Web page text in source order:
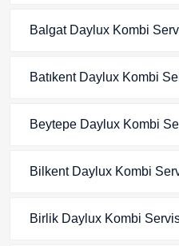
Balgat Daylux Kombi
Batıkent Daylux Kombi
Beytepe Daylux Kombi
Bilkent Daylux Kombi
Birlik Daylux Kombi